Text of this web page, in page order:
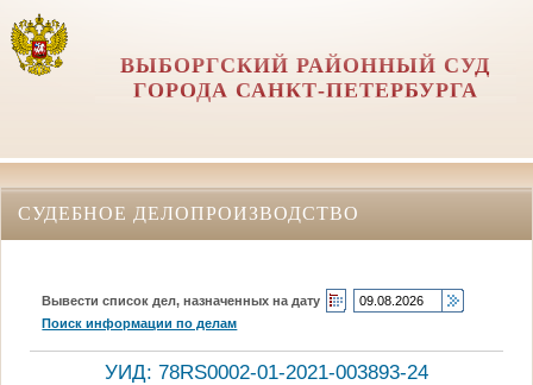
ВЫБОРГСКИЙ РАЙОННЫЙ СУД
ГОРОДА САНКТ-ПЕТЕРБУРГА
СУДЕБНОЕ ДЕЛОПРОИЗВОДСТВО
Вывести список дел, назначенных на дату
Поиск информации по делам
УИД: 78RS0002-01-2021-003893-24